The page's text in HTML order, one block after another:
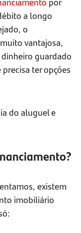
a longo
o
vantajosa,
guardado
ter opções
do aluguel e
existem
imobiliário